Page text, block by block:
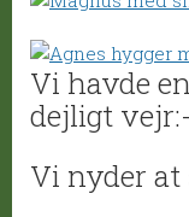
Vi havde
dejligt
Vi nyder at